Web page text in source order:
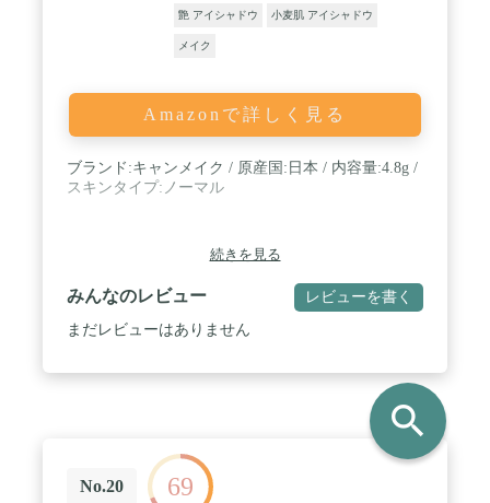
艶 アイシャドウ 小麦肌 アイシャドウ
メイク
Amazonで詳しく見る
ブランド:キャンメイク / 原産国:日本 / 内容量:4.8g /
スキンタイプ:ノーマル
続きを見る
みんなのレビュー レビューを書く
まだレビューはありません
No.20 69
search